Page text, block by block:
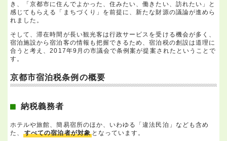
き、「京都市に住んでよかった、住みたい、働きたい、訪れたい」と
感じてもらえる「まちづくり」を前提に、新たな財源の議論が進めら
れました。
そして、滞在時間が長い観光客は行政サービスを受ける機会が多く、
宿泊施設から宿泊客の情報も把握できるため、宿泊税の創設は道理に
合うと考え、2017年9月の市議会で条例案が提案されたということで
す。
京都市宿泊税条例の概要
納税義務者
ホテルや旅館、簡易宿所のほか、いわゆる「違法民泊」なども含め
た、すべての宿泊者が対象となっています。